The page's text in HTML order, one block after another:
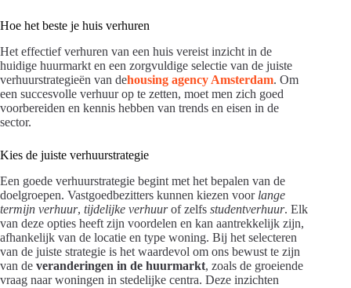
Hoe het beste je huis verhuren
Het effectief verhuren van een huis vereist inzicht in de
huidige huurmarkt en een zorgvuldige selectie van de juiste
verhuurstrategieën van dehousing agency Amsterdam. Om
een succesvolle verhuur op te zetten, moet men zich goed
voorbereiden en kennis hebben van trends en eisen in de
sector.
Kies de juiste verhuurstrategie
Een goede verhuurstrategie begint met het bepalen van de
doelgroepen. Vastgoedbezitters kunnen kiezen voor lange
termijn verhuur, tijdelijke verhuurof zelfs studentverhuur. Elk
van deze opties heeft zijn voordelen en kan aantrekkelijk zijn,
afhankelijk van de locatie en type woning. Bij het selecteren
van de juiste strategie is het waardevol om ons bewust te zijn
van de veranderingen in de huurmarkt, zoals de groeiende
vraag naar woningen in stedelijke centra. Deze inzichten